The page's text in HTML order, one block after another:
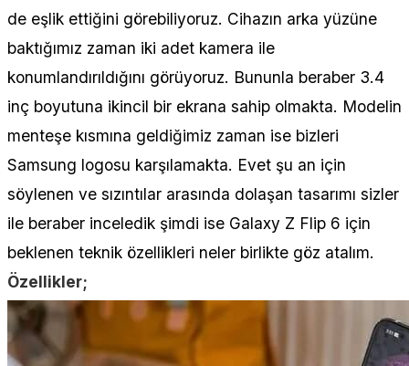
de eşlik ettiğini görebiliyoruz. Cihazın arka yüzüne
baktığımız zaman iki adet kamera ile
konumlandırıldığını görüyoruz. Bununla beraber 3.4
inç boyutuna ikincil bir ekrana sahip olmakta. Modelin
menteşe kısmına geldiğimiz zaman ise bizleri
Samsung logosu karşılamakta. Evet şu an için
söylenen ve sızıntılar arasında dolaşan tasarımı sizler
ile beraber inceledik şimdi ise Galaxy Z Flip 6 için
beklenen teknik özellikleri neler birlikte göz atalım.
Özellikler;